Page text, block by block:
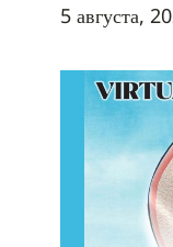
5 августа,